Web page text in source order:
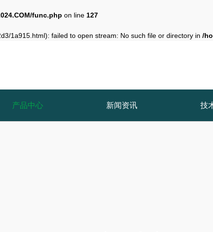
func.php on line 127
1a915.html): failed to open stream: No such file or directory in /
产品中心 新闻资讯 技